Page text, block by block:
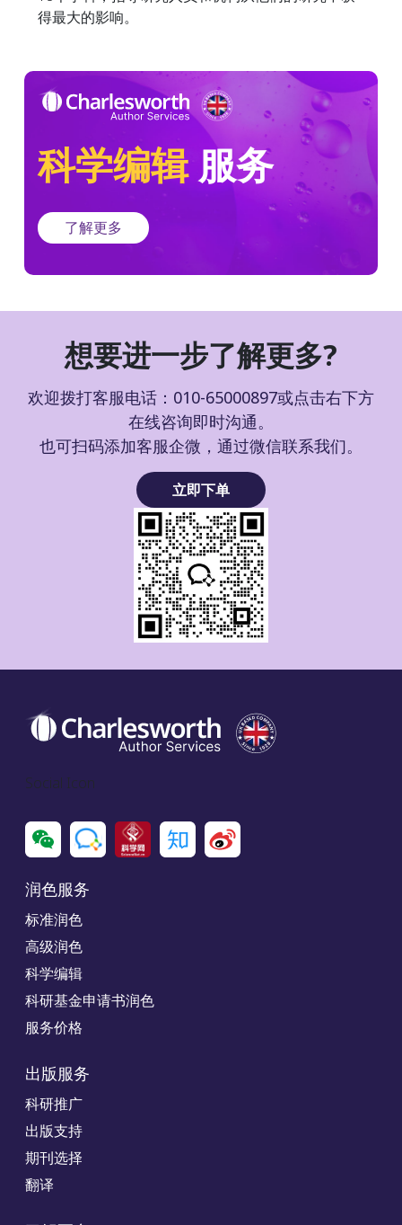
得最大的影响。
科学编辑服务
了解更多
想要进一步了解更多?
欢迎拨打客服电话：010-65000897或点击右下方
在线咨询即时沟通。
也可扫码添加客服企微，通过微信联系我们。
立即下单
Social Icon
润色服务
标准润色
高级润色
科学编辑
科研基金申请书润色
服务价格
出版服务
科研推广
出版支持
期刊选择
翻译